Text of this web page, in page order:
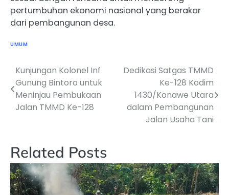
pertumbuhan ekonomi nasional yang berakar
dari pembangunan desa.
UMUM
Navigasi
pos
Kunjungan Kolonel Inf
Gunung Bintoro untuk
Meninjau Pembukaan
Jalan TMMD Ke-128
Dedikasi Satgas TMMD
Ke-128 Kodim
1430/Konawe Utara
dalam Pembangunan
Jalan Usaha Tani
Related Posts